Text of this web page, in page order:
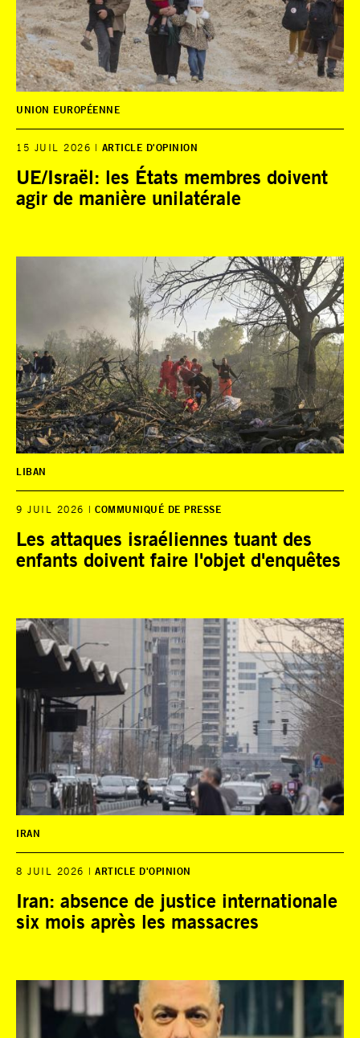
UNION EUROPÉENNE
15 JUIL 2026 ARTICLE D'OPINION
UE/Israël: les États membres doivent
agir de manière unilatérale
LIBAN
9 JUIL 2026 COMMUNIQUÉ DE PRESSE
Les attaques israéliennes tuant des
enfants doivent faire l'objet d'enquêtes
IRAN
8 JUIL 2026 ARTICLE D'OPINION
Iran: absence de justice internationale
six mois après les massacres